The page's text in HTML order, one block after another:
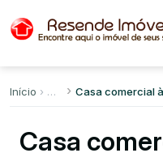
Início Casa comercial à venda em
Casa